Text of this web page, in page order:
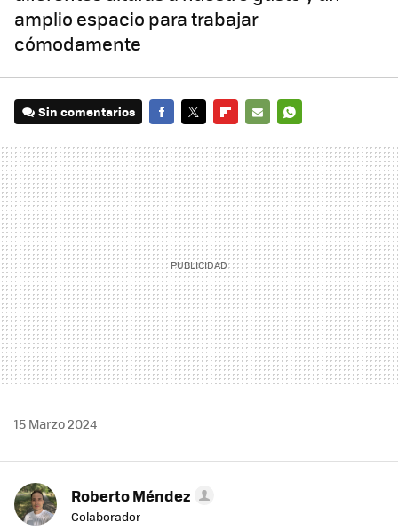
amplio espacio para trabajar
cómodamente
Sin comentarios
MAIL
15 Marzo 2024
Roberto Méndez
Colaborador